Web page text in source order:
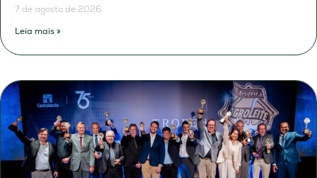
7 de agosto de 2026
Leia mais »